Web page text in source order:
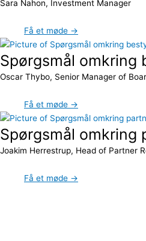
Sara Nahon, Investment Manager
Få et møde →
Spørgsmål omkring
Oscar Thybo, Senior Manager of
Få et møde →
Spørgsmål omkring
Joakim Herrestrup, Head of Partner
Få et møde →